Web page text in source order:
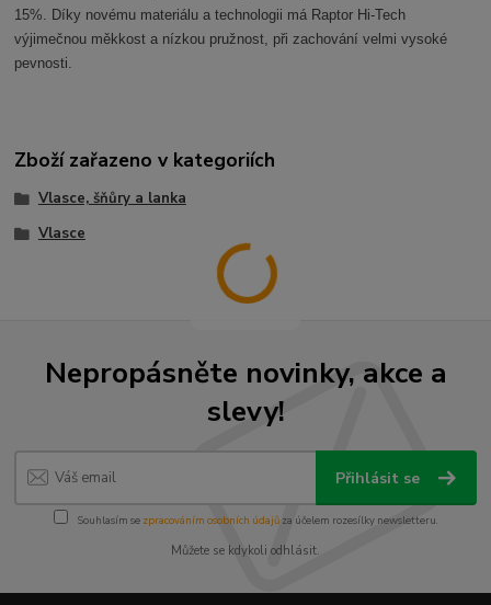
15%. Díky novému materiálu a technologii má Raptor Hi-Tech
výjimečnou měkkost a nízkou pružnost, při zachování velmi vysoké
pevnosti.
Zboží zařazeno v kategoriích
Vlasce, šňůry a lanka
Vlasce
Nepropásněte novinky, akce a
slevy!
Přihlásit se
Souhlasím se zpracováním osobních údajůza účelem rozesílky newsletteru.
Můžete se kdykoli odhlásit.